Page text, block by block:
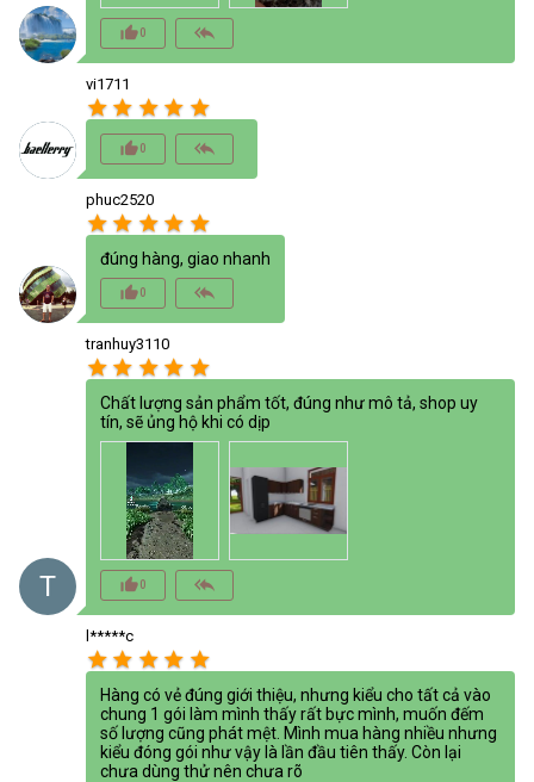
thumb_up_alt0 reply_all
vi1711
star star star star star
thumb_up_alt0 reply_all
phuc2520
star star star star star
đúng hàng, giao nhanh
thumb_up_alt0 reply_all
T
tranhuy3110
star star star star star
Chất lượng sản phẩm tốt, đúng như mô tả, shop uy
tín, sẽ ủng hộ khi có dịp
thumb_up_alt0 reply_all
l*****c
star star star star star
Hàng có vẻ đúng giới thiệu, nhưng kiểu cho tất cả vào
chung 1 gói làm mình thấy rất bực mình, muốn đếm
số lượng cũng phát mệt. Mình mua hàng nhiều nhưng
kiểu đóng gói như vậy là lần đầu tiên thấy. Còn lại
chưa dùng thử nên chưa rõ